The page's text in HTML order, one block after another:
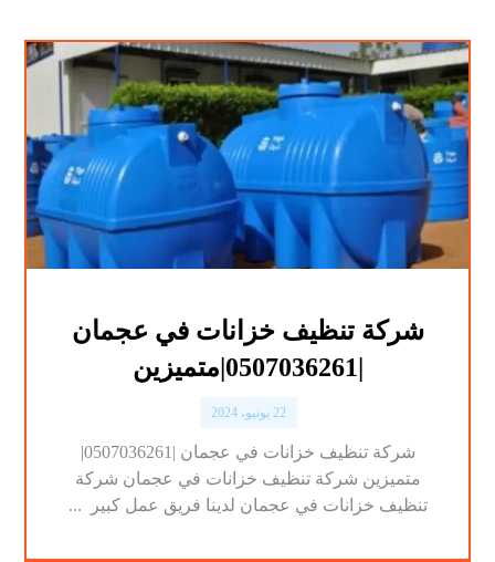
شركة تنظيف خزانات في عجمان
|0507036261|متميزين
22 يونيو، 2024
شركة تنظيف خزانات في عجمان |0507036261|
متميزين شركة تنظيف خزانات في عجمان شركة
تنظيف خزانات في عجمان لدينا فريق عمل كبير ...